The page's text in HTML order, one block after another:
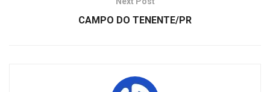
CAMPO DO TENENTE/PR